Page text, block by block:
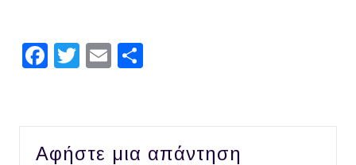
Facebook
TwitterEmail
Αφήστε μια απάντηση